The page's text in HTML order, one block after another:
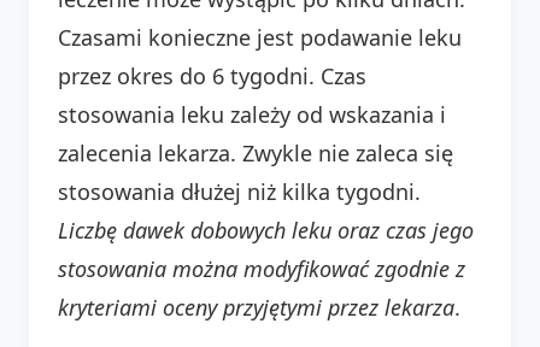
Czasami konieczne jest podawanie leku
przez okres do 6 tygodni. Czas
stosowania leku zależy od wskazania i
zalecenia lekarza. Zwykle nie zaleca się
stosowania dłużej niż kilka tygodni.
Liczbę dawek dobowych leku oraz czas jego
stosowania można modyfikować zgodnie z
kryteriami oceny przyjętymi przez lekarza.